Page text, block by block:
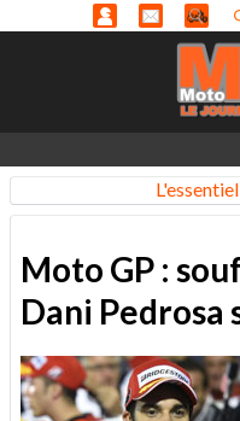
L'essentiel
Moto GP :
Dani Pedrosa